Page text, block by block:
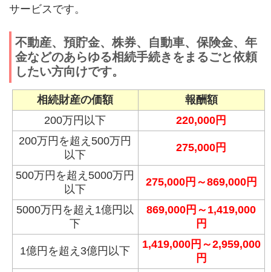
サービスです。
不動産、預貯金、株券、自動車、保険金、年
金などのあらゆる相続手続きをまるごと依頼
したい方向けです。
相続財産の価額
報酬額
200万円以下
220,000円
200万円を超え500万円
以下
275,000円
500万円を超え5000万円
以下
275,000円～869,000円
5000万円を超え1億円以
下
869,000円～1,419,000
円
1億円を超え3億円以下
1,419,000円～2,959,000
円